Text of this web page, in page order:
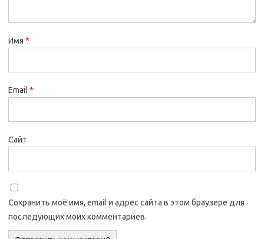
Имя *
Email *
Сайт
Сохранить моё имя, email и адрес сайта в этом браузере для
последующих моих комментариев.